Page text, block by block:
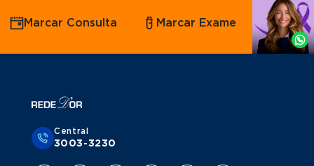
Agende
por
Whatsapp
Marcar Consulta Marcar Exame
Central
3003-3230